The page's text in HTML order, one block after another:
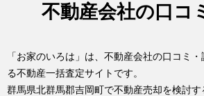
不動産会社の口コ
「お家のいろは」は、不動産会社の口コミ
る不動産一括査定サイトです。
群馬県北群馬郡吉岡町で不動産売却を検討